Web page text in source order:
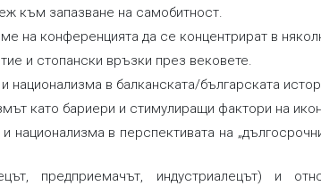
към запазване на самобитност.
на конференцията да се концентрират в
и стопански връзки през вековете.
национализма в балканската/българската
като бариери и стимулиращи фактори на
национализма в перспективата на
предприемачът, индустриалецът) и